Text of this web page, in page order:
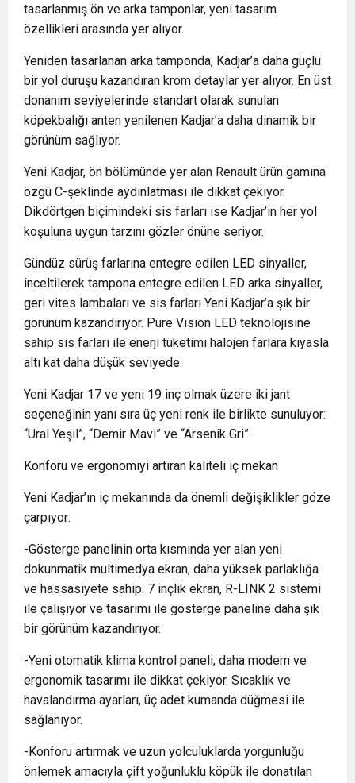
tasarlanmış ön ve arka tamponlar, yeni tasarım
özellikleri arasında yer alıyor.
Yeniden tasarlanan arka tamponda, Kadjar’a daha güçlü
bir yol duruşu kazandıran krom detaylar yer alıyor. En üst
donanım seviyelerinde standart olarak sunulan
köpekbalığı anten yenilenen Kadjar’a daha dinamik bir
görünüm sağlıyor.
Yeni Kadjar, ön bölümünde yer alan Renault ürün gamına
özgü C-şeklinde aydınlatması ile dikkat çekiyor.
Dikdörtgen biçimindeki sis farları ise Kadjar’ın her yol
koşuluna uygun tarzını gözler önüne seriyor.
Gündüz sürüş farlarına entegre edilen LED sinyaller,
inceltilerek tampona entegre edilen LED arka sinyaller,
geri vites lambaları ve sis farları Yeni Kadjar’a şık bir
görünüm kazandırıyor. Pure Vision LED teknolojisine
sahip sis farları ile enerji tüketimi halojen farlara kıyasla
altı kat daha düşük seviyede.
Yeni Kadjar 17 ve yeni 19 inç olmak üzere iki jant
seçeneğinin yanı sıra üç yeni renk ile birlikte sunuluyor:
“Ural Yeşil”, “Demir Mavi” ve “Arsenik Gri”.
Konforu ve ergonomiyi artıran kaliteli iç mekan
Yeni Kadjar’ın iç mekanında da önemli değişiklikler göze
çarpıyor:
-Gösterge panelinin orta kısmında yer alan yeni
dokunmatik multimedya ekran, daha yüksek parlaklığa
ve hassasiyete sahip. 7 inçlik ekran, R-LINK 2 sistemi
ile çalışıyor ve tasarımı ile gösterge paneline daha şık
bir görünüm kazandırıyor.
-Yeni otomatik klima kontrol paneli, daha modern ve
ergonomik tasarımı ile dikkat çekiyor. Sıcaklık ve
havalandırma ayarları, üç adet kumanda düğmesi ile
sağlanıyor.
-Konforu artırmak ve uzun yolculuklarda yorgunluğu
önlemek amacıyla çift yoğunluklu köpük ile donatılan